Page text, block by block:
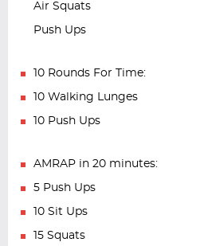
Air Squats
Push Ups
10 Rounds For Time:
10 Walking Lunges
10 Push Ups
AMRAP in 20 minutes:
5 Push Ups
10 Sit Ups
15 Squats